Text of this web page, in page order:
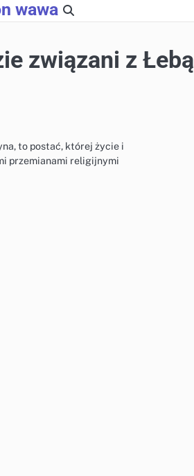
wawa
związani z Łebą
to postać, której życie i
przemianami religijnymi